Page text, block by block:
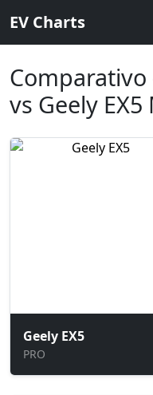
EV Charts
Comparativo
vs Geely EX5
Geely EX5
PRO